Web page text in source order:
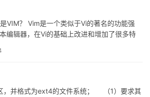
距离，同时把…
VIM？ Vim是一个类似于Vi的著名的功能强
编辑器，在Vi的基础上改进和增加了很多特
错误跳转等方便编程的功能特别丰富，在程
&nbsp…
，并格式为ext4的文件系统； （1）要求其